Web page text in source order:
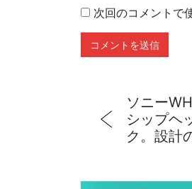
次回のコメントで
ソニー
シップヘ
ク。設計